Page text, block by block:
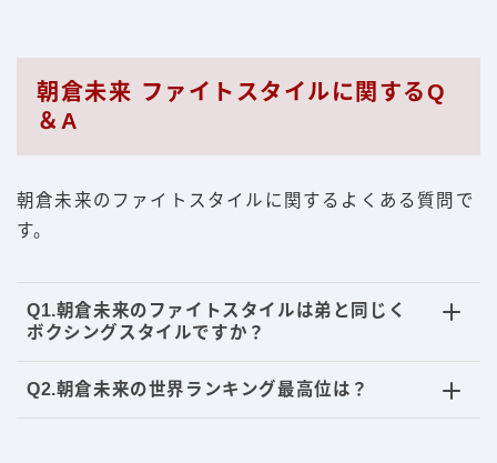
朝倉未来 ファイトスタイルに関するQ
＆A
朝倉未来のファイトスタイルに関するよくある質問で
す。
Q1.朝倉未来のファイトスタイルは弟と同じく
ボクシングスタイルですか？
Q2.朝倉未来の世界ランキング最高位は？